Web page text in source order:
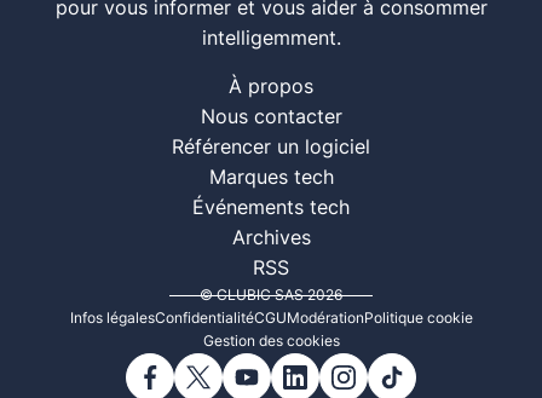
pour vous informer et vous aider à consommer
intelligemment.
À propos
Nous contacter
Référencer un logiciel
Marques tech
Événements tech
Archives
RSS
© CLUBIC SAS 2026
Infos légalesConfidentialitéCGUModérationPolitique cookie
Gestion des cookies